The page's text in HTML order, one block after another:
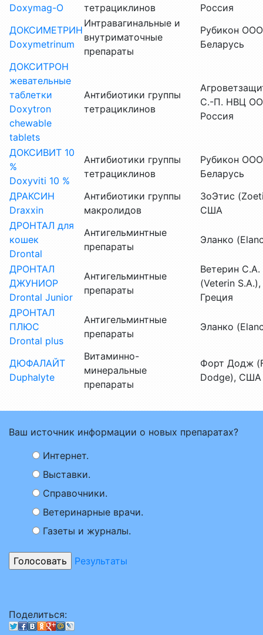
Doxymag-О
тетрациклинов
Россия
ДОКСИМЕТРИН
Doxymetrinum
Интравагинальные и
внутриматочные
препараты
Рубикон
Беларусь
ДОКСИТРОН
жевательные
таблетки
Doxytron
chewable
tablets
Антибиотики группы
тетрациклинов
С.-П. НВЦ
Россия
ДОКСИВИТ 10
%
Doxyviti 10 %
Антибиотики группы
тетрациклинов
Рубикон
Беларусь
ДРАКСИН
Draxxin
Антибиотики группы
макролидов
ЗоЭтис
США
ДРОНТАЛ для
кошек
Drontal
Антигельминтные
препараты
Эланко
ДРОНТАЛ
ДЖУНИОР
Drontal Junior
Антигельминтные
препараты
Ветерин С.А.
(Veterin S.A.),
Греция
ДРОНТАЛ
ПЛЮС
Drontal plus
Антигельминтные
препараты
Эланко
ДЮФАЛАЙТ
Duphalyte
Витаминно-
минеральные
препараты
Форт Додж
Dodge), США
Ваш источник информации о новых препаратах?
Интернет.
Выставки.
Справочники.
Ветеринарные врачи.
Газеты и журналы.
Результаты
Поделиться: